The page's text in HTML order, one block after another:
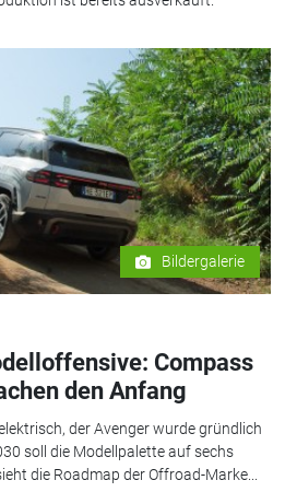
Bildergalerie
Compass
den Anfang
der Avenger wurde gründlich
soll die Modellpalette auf sechs
die Roadmap der Offroad-Marke...